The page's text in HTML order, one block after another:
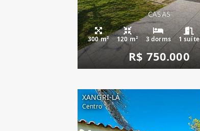
CASAS
300 m² 120 m² 3 dorms 1 suíte
R$ 750.000
XANGRI-LÁ
Centro